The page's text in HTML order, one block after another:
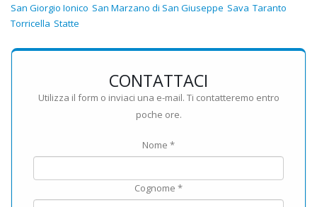
San Giorgio Ionico San Marzano di San Giuseppe Sava Taranto
Torricella Statte
CONTATTACI
Utilizza il form o inviaci una e-mail. Ti contatteremo entro
poche ore.
Nome *
Cognome *